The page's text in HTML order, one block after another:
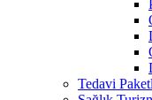
Tedavi